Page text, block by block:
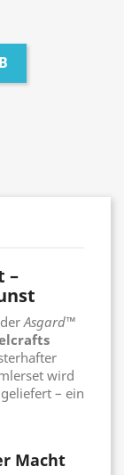
–
Asgard™
wird
– ein
Macht